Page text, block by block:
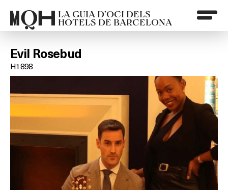
LA GUIA D’OCI DELS
HOTELS DE BARCELONA
Evil Rosebud
H1898